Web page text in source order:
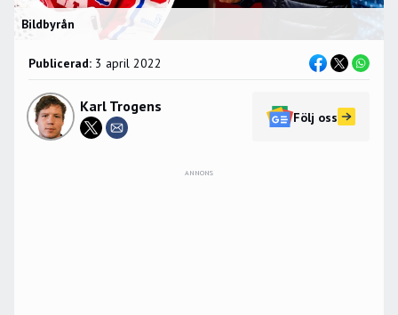
Bildbyrån
Publicerad: 3 april 2022
Karl Trogens
Följ oss
ANNONS